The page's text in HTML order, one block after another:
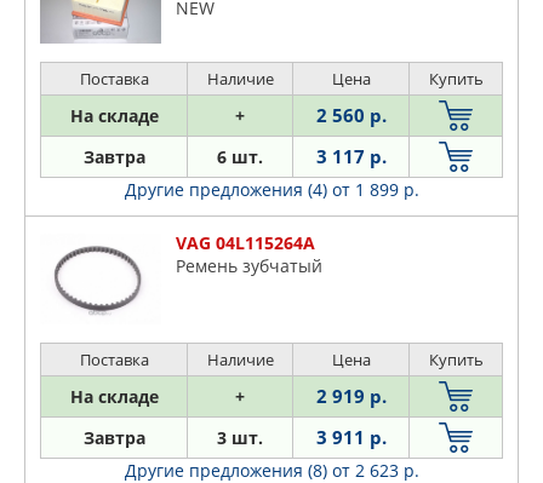
NEW
Поставка Наличие Цена Купить
На складе + 2 560 р.
Завтра 6 шт. 3 117 р.
Другие предложения (4) от 1 899 р.
VAG 04L115264A
Pемень зубчатый
Поставка Наличие Цена Купить
На складе + 2 919 р.
Завтра 3 шт. 3 911 р.
Другие предложения (8) от 2 623 р.